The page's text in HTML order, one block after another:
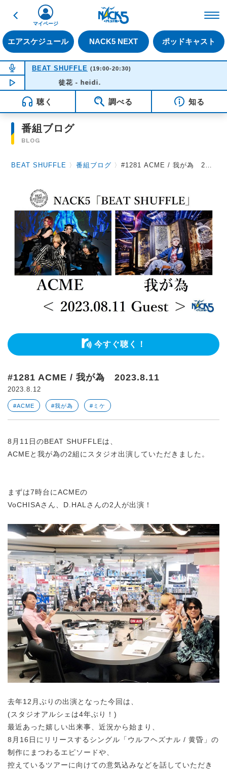
戻る
エアスケジュール NACK5 NEXT ポッドキャスト
マイページ
NOW ON AIR
BEAT SHUFFLE (19:00-20:30)
NOW PLAYING19:37
徒花 - heidi.
聴く 調べる 知る
番組ブログ
BLOG
BEAT SHUFFLE 〉番組ブログ 〉#1281 ACME / 我が為 2023.8.11
今すぐ聴く！
#1281 ACME / 我が為 2023.8.11
2023.8.12
#ACME #我が為 #ミケ
8月11日のBEAT SHUFFLEは、
ACMEと我が為の2組にスタジオ出演していただきました。
まずは7時台にACMEの
VoCHISAさん、D.HALさんの2人が出演！
去年12月ぶりの出演となった今回は、
(スタジオアルシェは4年ぶり！)
最近あった嬉しい出来事、近況から始まり、
8月16日にリリースするシングル「ウルフヘズナル / 黄昏」の
制作にまつわるエピソードや、
控えているツアーに向けての意気込みなどを話していただき